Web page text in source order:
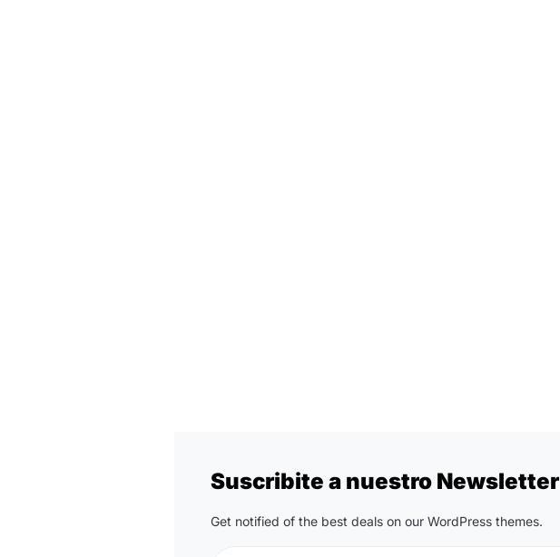
Suscribite a nuestro Newsletter
Get notified of the best deals on our WordPress themes.